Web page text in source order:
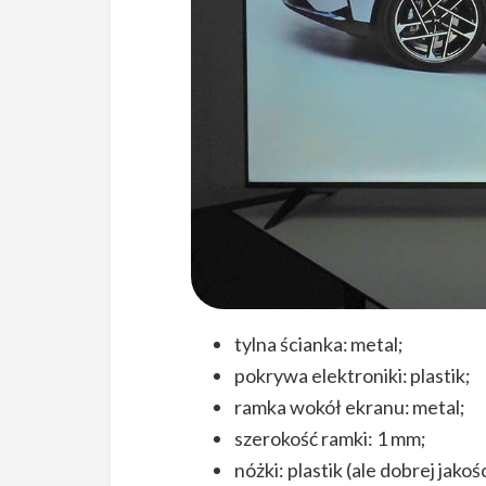
tylna ścianka: metal;
pokrywa elektroniki: plastik;
ramka wokół ekranu: metal;
szerokość ramki: 1 mm;
nóżki: plastik (ale dobrej